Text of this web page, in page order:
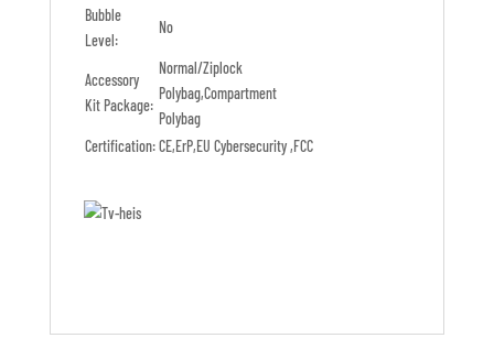
Bubble
Level:
No
Accessory
Kit Package:
Normal/Ziplock
Polybag,Compartment
Polybag
Certification:CE,ErP,EU Cybersecurity ,FCC